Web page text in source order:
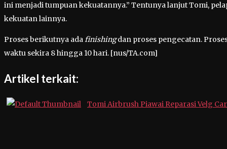
ini menjadi tumpuan kekuatannya.” Tentunya lanjut Tomi,
kekuatan lainnya.
Proses berikutnya adafinishingdan proses pengecatan.
waktu sekira 8 hingga 10 hari. [nus/TA.com]
Artikel terkait:
Tomi Airbrush Piawai Reparasi Velg